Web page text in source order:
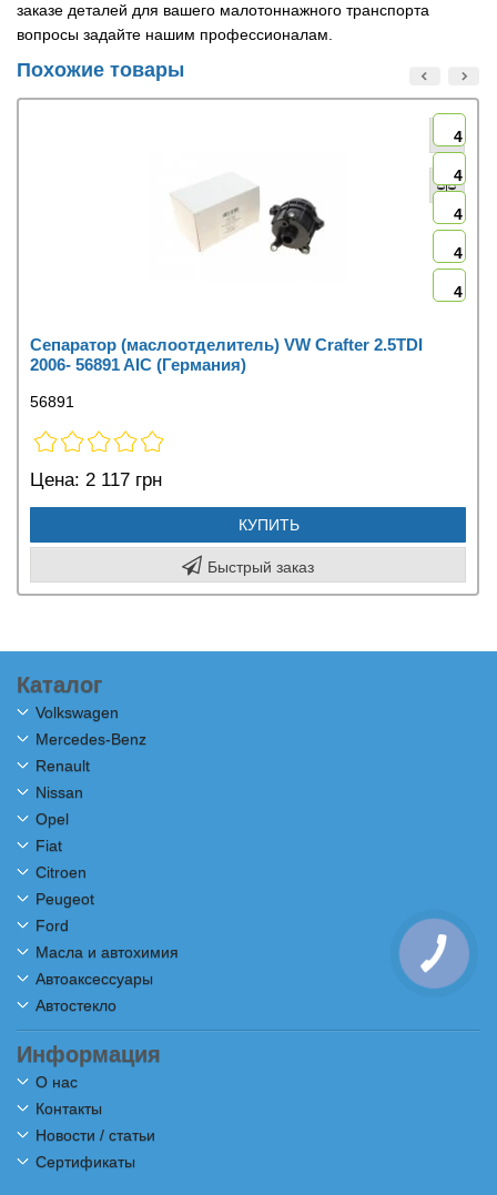
заказе деталей для вашего малотоннажного транспорта
вопросы задайте нашим профессионалам.
Похожие товары
4
4
4
4
4
Сепаратор (маслоотделитель) VW Crafter 2.5TDI
2006- 56891 AIC (Германия)
56891
Цена: 2 117 грн
КУПИТЬ
Быстрый заказ
Каталог
Volkswagen
Mercedes-Benz
Renault
Nissan
Opel
Fiat
Citroen
Peugeot
Ford
Масла и автохимия
Автоаксессуары
Автостекло
Информация
О нас
Контакты
Новости / статьи
Сертификаты